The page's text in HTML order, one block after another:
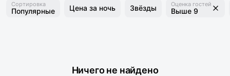
Сортировка
Популярные Цена за ночь Звёзды Оценка гостей
Выше 9
Ничего не найдено